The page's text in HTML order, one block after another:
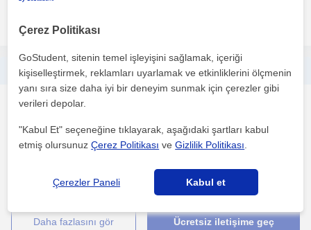
Dersleri sıkıcı bir hale getirmeden ve en basite indirgeyerek anlatırım. Her yaş grubundan tecrübeye sahibim.
Birebir, grup dersleri her şekilde ders verebilirim. Konuşma,
dilbilgisi ve yazma istenilen her konuda her seviyede...
daha fazlasını gör Ücretsiz iletişime geç
Çerez Politikası
GoStudent, sitenin temel işleyişini sağlamak, içeriği
kişiselleştirmek, reklamları uyarlamak ve etkinliklerini ölçmenin
yanı sıra size daha iyi bir deneyim sunmak için çerezler gibi
verileri depolar.
"Kabul Et" seçeneğine tıklayarak, aşağıdaki şartları kabul
etmiş olursunuzÇerez Politikası veGizlilik Politikası
Çerezler Paneli Kabul et